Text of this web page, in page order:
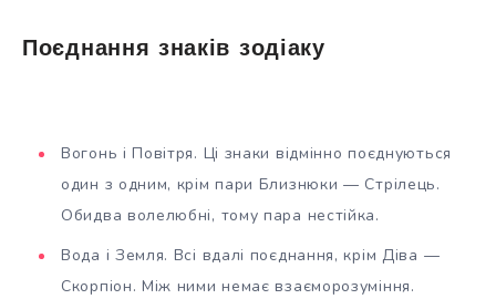
Поєднання знаків зодіаку
Вогонь і Повітря. Ці знаки відмінно поєднуються
один з одним, крім пари Близнюки — Стрілець.
Обидва волелюбні, тому пара нестійка.
Вода і Земля. Всі вдалі поєднання, крім Діва —
Скорпіон. Між ними немає взаєморозуміння.